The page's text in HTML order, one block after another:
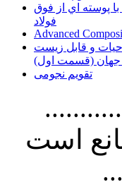
پوسته اي از فوق
فولاد
Advanced
و قابل زيست
جهان (قسمت اول)
تقویم نجومی
از
است